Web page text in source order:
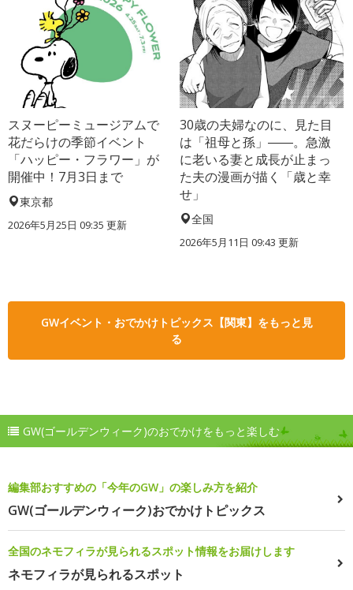
スヌーピーミュージアムで
花だらけの季節イベント
「ハッピー・フラワー」が
開催中！7月3日まで
東京都
2026年5月25日 09:35 更新
30歳の夫婦なのに、見た目
は「祖母と孫」――。急激
に老いる妻と成長が止まっ
た夫の漫画が描く「歳と幸
せ」
全国
2026年5月11日 09:43 更新
GWイベント・おでかけトピックス【関東】をもっと見
る
GW(ゴールデンウィーク)のおでかけをもっと楽しむ
編集部おすすめの「今年のGW」の楽しみ方を紹介
GW(ゴールデンウィーク)おでかけトピックス
全国のネモフィラが見られるスポット情報をお届けします
ネモフィラが見られるスポット